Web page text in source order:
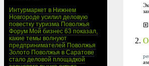
Интурмаркет в Нижнем
Новгороде усилил деловую
повестку туризма Поволжья
Форум Мой бизнес 63 показал,
какие темы волнуют
предпринимателей Поволжья
Золото Поволжья в Саратове
стало деловой площадкой
2.